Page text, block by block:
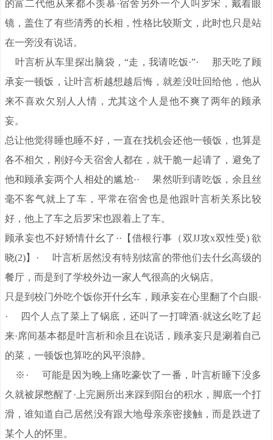
的富二代他从来都不羡慕·宿舍另外一个人叫罗宋，戴着眼
镜，盖住了有些清秀的长相，性格比较斯文，此时也只是站
在一旁没有说话。
叶言析从车里探出脑袋，“走，我请吃饭·”· 那天吃了顾
承妄一顿饭，让叶言析越想越后悔，就差没吐回给他，他从
来不喜欢欠别人人情，尤其这个人是他不爽了两年的顾承
妄。
总让他觉得睡也睡不好，一直在找机会还他一顿饭，也算是
各不相欠，刚好今天宿舍人都在，就干脆一起请了，避免了
他和顾承妄两个人相处的尴尬·· 果然听到请吃饭，余且丝
毫不客气就上了车，平常在宿舍也是他跟叶言析关系比较
好，他上了车之后罗宋也跟着上了车。
顾承妄也不好矫情什幺了··【借根行事（双JJ攻x双性受) 欲
晓(2)】· 叶言析居然没有特别炫富的带他们去什幺高级的
餐厅，而是到了学校外边一家人气很高的火锅店。
只是到校门外吃个饭你开什幺车，顾承妄在心里翻了个白眼·
· 四个人点了菜上了锅底，还叫了一打啤酒·就这幺吃了起
来·席间基本都是叶言析和余且在说话，顾承妄只是涮着自己
的菜，一顿饭也算吃的风平浪静。
※· 可能是因为晚上痛吃豪饮了一番，叶言析睡下没多
久就被尿憋醒了·上完厕所出来踩到阳台的积水，脚底一个打
滑，谁知道自己居然没有跟大地母亲亲密接触，而是跌进了
某个人的怀里。